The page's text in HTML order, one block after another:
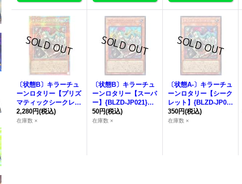
〔状態B〕 キラーチュ
ーンロタリー 【プリズ
マティックシークレッ
ト】{BLZD-JP021}
《モンスター》
2,280円(税込)
在庫数 ×
〔状態B〕 キラーチュ
ーンロタリー 【スーパ
ー】{BLZD-JP021}
《モンスター》
50円(税込)
在庫数 ×
〔状態A-〕 キラーチュ
ーンロタリー 【シーク
レット】{BLZD-JP02
1}《モンスター》
350円(税込)
在庫数 ×